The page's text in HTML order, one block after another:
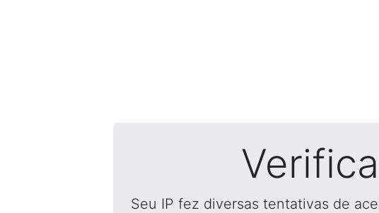
Seu IP fez diversas tentativas de